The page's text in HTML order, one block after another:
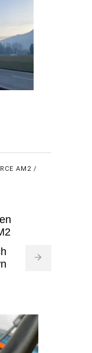
AM2